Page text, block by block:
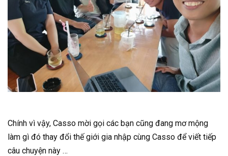
Chính vì vậy, Casso mời gọi các bạn cũng đang mơ mộng
làm gì đó thay đổi thế giới gia nhập cùng Casso để viết tiếp
câu chuyện này …